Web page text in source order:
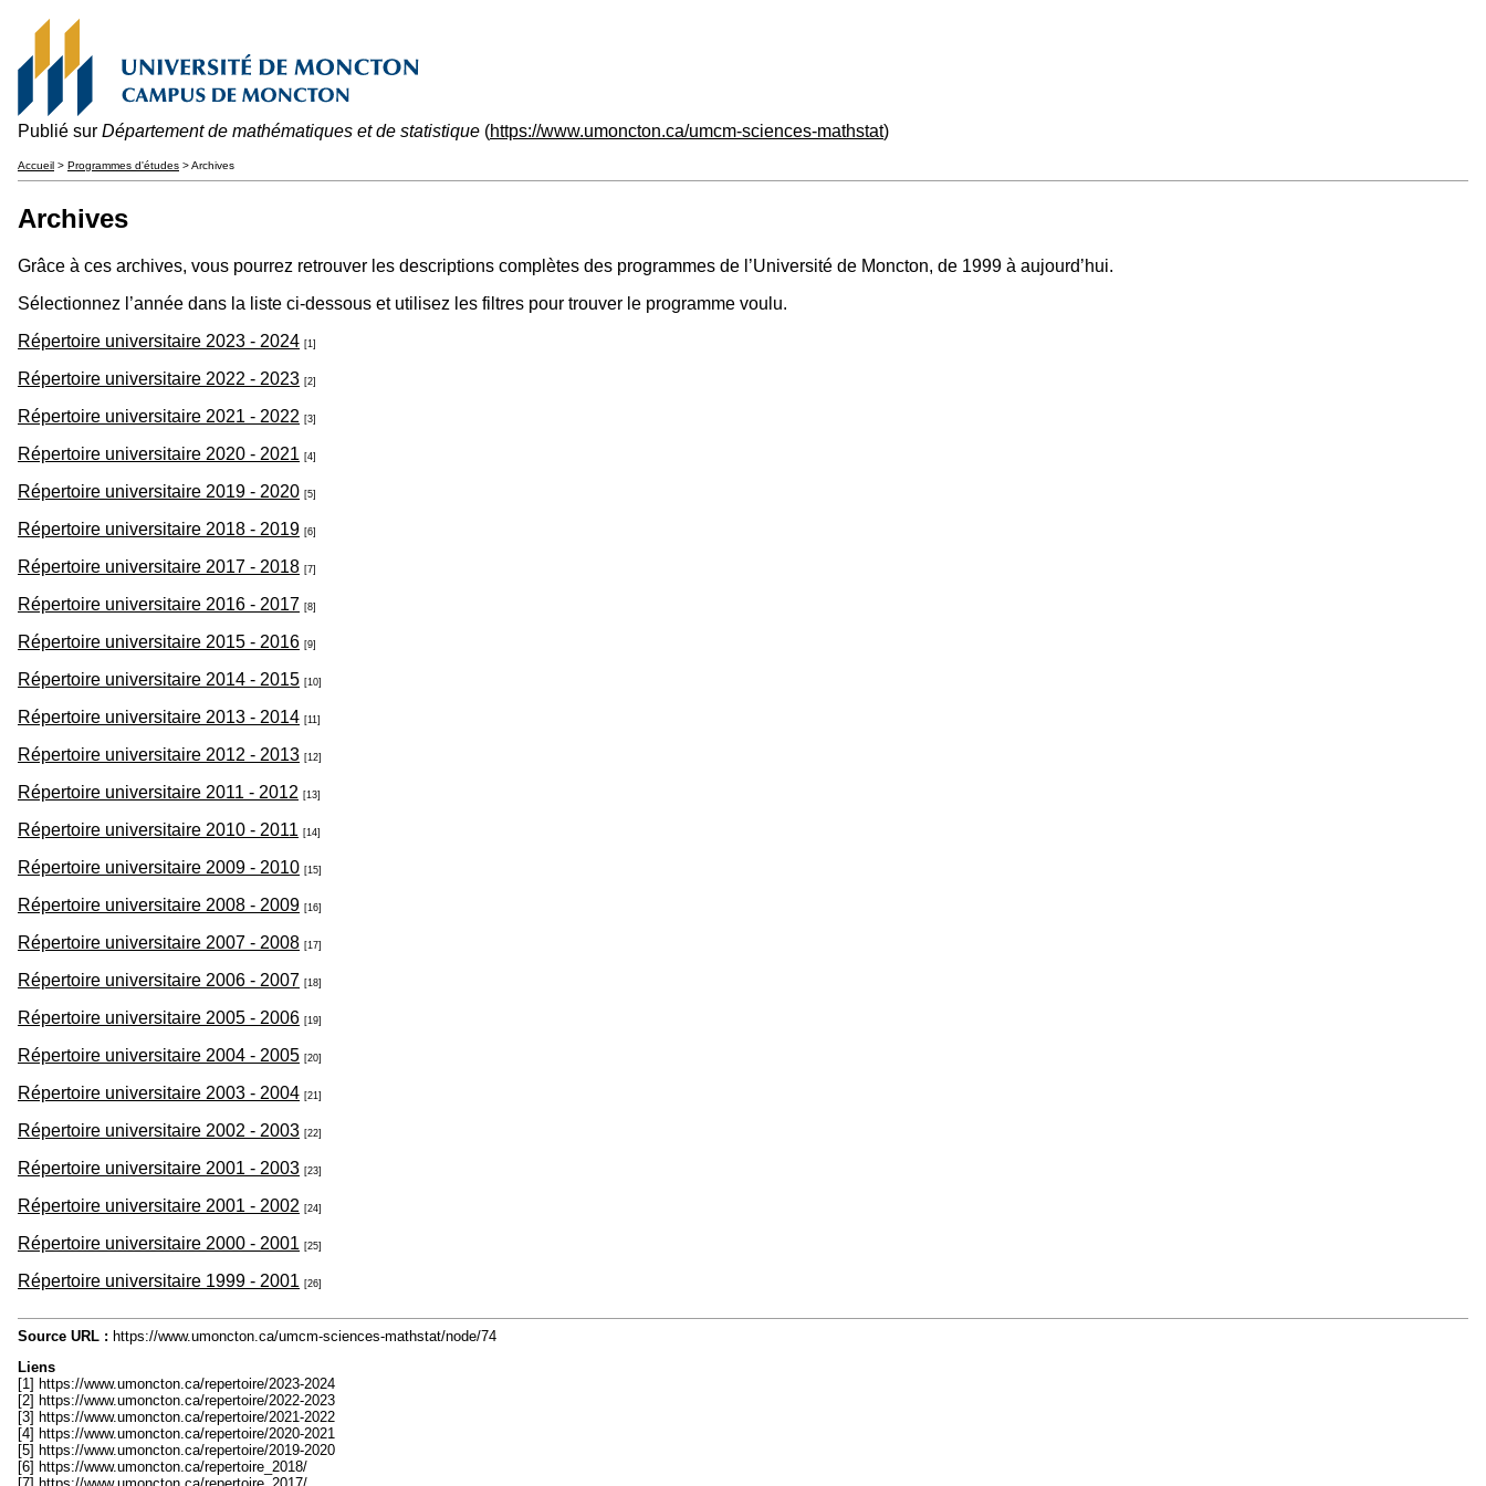
Publié sur Département de mathématiques et de statistique (https://www.umoncton.ca/umcm-sciences-mathstat)
Accueil > Programmes d'études > Archives
Archives
Grâce à ces archives, vous pourrez retrouver les descriptions complètes des programmes de l’Université de Moncton, de 1999 à aujourd’hui.
Sélectionnez l’année dans la liste ci-dessous et utilisez les filtres pour trouver le programme voulu.
Répertoire universitaire 2023 - 2024 [1]
Répertoire universitaire 2022 - 2023 [2]
Répertoire universitaire 2021 - 2022 [3]
Répertoire universitaire 2020 - 2021 [4]
Répertoire universitaire 2019 - 2020 [5]
Répertoire universitaire 2018 - 2019 [6]
Répertoire universitaire 2017 - 2018 [7]
Répertoire universitaire 2016 - 2017 [8]
Répertoire universitaire 2015 - 2016 [9]
Répertoire universitaire 2014 - 2015 [10]
Répertoire universitaire 2013 - 2014 [11]
Répertoire universitaire 2012 - 2013 [12]
Répertoire universitaire 2011 - 2012 [13]
Répertoire universitaire 2010 - 2011 [14]
Répertoire universitaire 2009 - 2010 [15]
Répertoire universitaire 2008 - 2009 [16]
Répertoire universitaire 2007 - 2008 [17]
Répertoire universitaire 2006 - 2007 [18]
Répertoire universitaire 2005 - 2006 [19]
Répertoire universitaire 2004 - 2005 [20]
Répertoire universitaire 2003 - 2004 [21]
Répertoire universitaire 2002 - 2003 [22]
Répertoire universitaire 2001 - 2003 [23]
Répertoire universitaire 2001 - 2002 [24]
Répertoire universitaire 2000 - 2001 [25]
Répertoire universitaire 1999 - 2001 [26]
Source URL : https://www.umoncton.ca/umcm-sciences-mathstat/node/74
Liens
[1] https://www.umoncton.ca/repertoire/2023-2024
[2] https://www.umoncton.ca/repertoire/2022-2023
[3] https://www.umoncton.ca/repertoire/2021-2022
[4] https://www.umoncton.ca/repertoire/2020-2021
[5] https://www.umoncton.ca/repertoire/2019-2020
[6] https://www.umoncton.ca/repertoire_2018/